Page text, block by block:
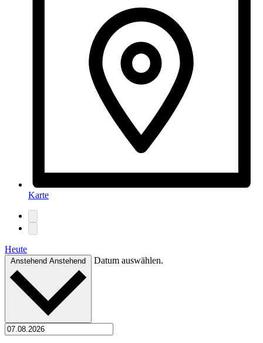
Karte
Heute
Anstehend Anstehend Datum auswählen.